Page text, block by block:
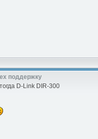
поддержку
D-Link DIR-300